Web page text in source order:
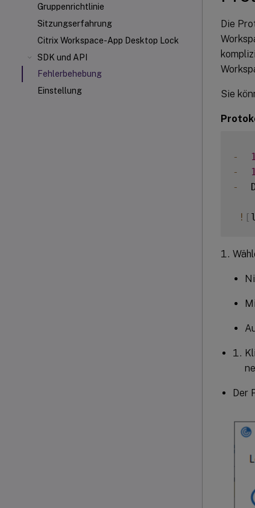
Gruppenrichtlinie
Sitzungserfahrung
Citrix Workspace-App Desktop Lock
SDK und API
Fehlerbehebung
Einstellung
Die
Sie
-
-
-
! [
Der